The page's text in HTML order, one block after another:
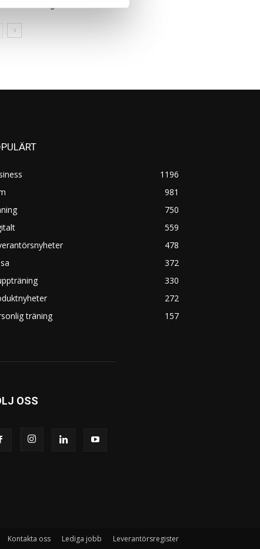
1196
981
750
559
478
372
330
272
träning
157
OSS
Kontakta oss Lediga jobb Leverantörsregister